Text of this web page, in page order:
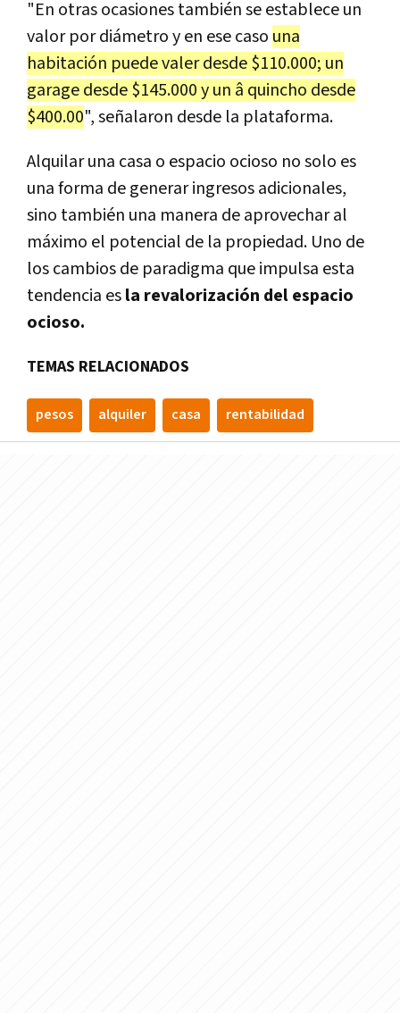
"En otras ocasiones también se establece un
valor por diámetro y en ese caso una
habitación puede valer desde $110.000; un
garage desde $145.000 y un â quincho desde
$400.00", señalaron desde la plataforma.
Alquilar una casa o espacio ocioso no solo es
una forma de generar ingresos adicionales,
sino también una manera de aprovechar al
máximo el potencial de la propiedad. Uno de
los cambios de paradigma que impulsa esta
tendencia esla revalorización del espacio
ocioso.
TEMAS RELACIONADOS
pesos alquiler casa rentabilidad